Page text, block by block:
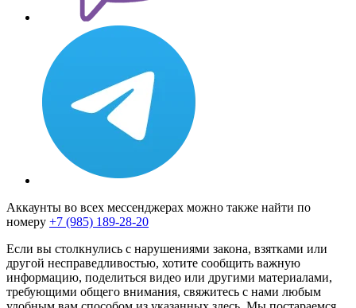
Аккаунты во всех мессенджерах можно также найти по
номеру +7 (985) 189-28-20
Если вы столкнулись с нарушениями закона, взятками или
другой несправедливостью, хотите сообщить важную
информацию, поделиться видео или другими материалами,
требующими общего внимания, свяжитесь с нами любым